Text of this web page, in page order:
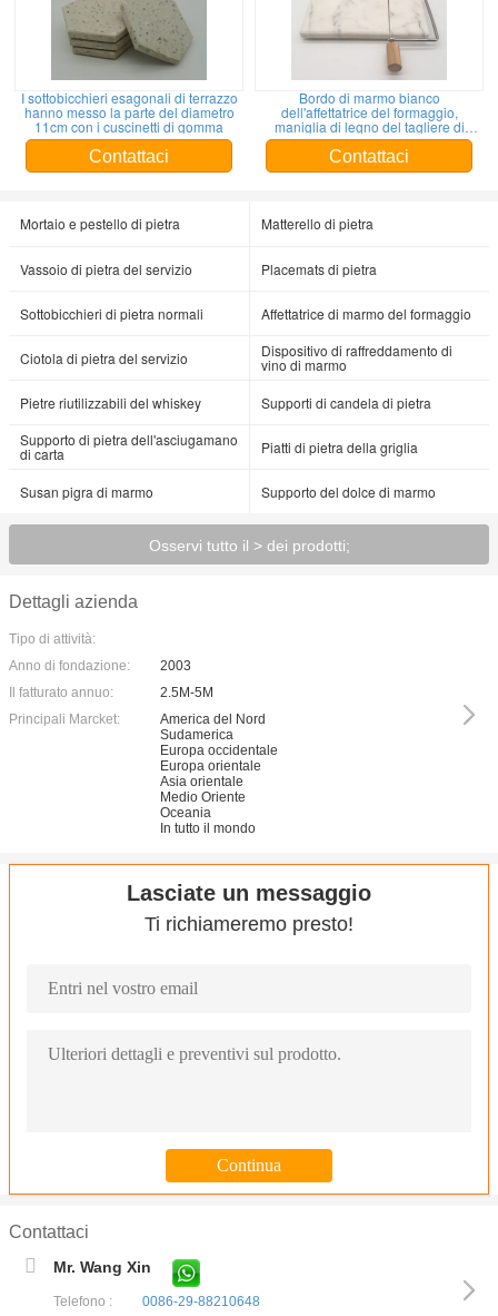
I sottobicchieri esagonali di terrazzo
hanno messo la parte del diametro
11cm con i cuscinetti di gomma
Contattaci
Bordo di marmo bianco
dell'affettatrice del formaggio,
maniglia di legno del tagliere di
marmo del formaggio
Contattaci
Mortaio e pestello di pietra Matterello di pietra
Vassoio di pietra del servizio Placemats di pietra
Sottobicchieri di pietra normali Affettatrice di marmo del formaggio
Ciotola di pietra del servizio Dispositivo di raffreddamento di
vino di marmo
Pietre riutilizzabili del whiskey
Supporti di candela di pietra
Supporto di pietra dell'asciugamano
di carta Piatti di pietra della griglia
Susan pigra di marmo Supporto del dolce di marmo
Osservi tutto il > dei prodotti;
Dettagli azienda
Tipo di attività:
Anno di fondazione:
2003
Il fatturato annuo:
2.5M-5M
Principali Marcket:
America del Nord
Sudamerica
Europa occidentale
Europa orientale
Asia orientale
Medio Oriente
Oceania
In tutto il mondo
Lasciate un messaggio
Ti richiameremo presto!
Contattaci
Mr. Wang Xin
Telefono : 0086-29-88210648